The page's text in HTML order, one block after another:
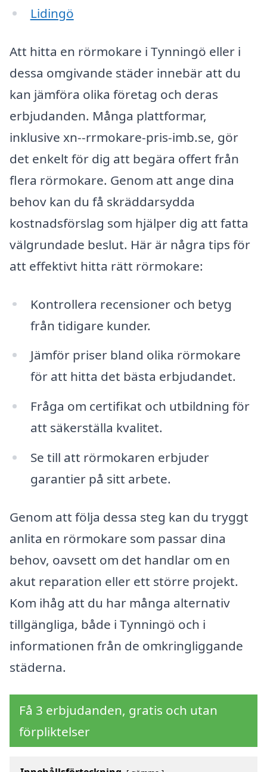
Lidingö
Att hitta en rörmokare i Tynningö eller i
dessa omgivande städer innebär att du
kan jämföra olika företag och deras
erbjudanden. Många plattformar,
inklusive xn--rrmokare-pris-imb.se, gör
det enkelt för dig att begära offert från
flera rörmokare. Genom att ange dina
behov kan du få skräddarsydda
kostnadsförslag som hjälper dig att fatta
välgrundade beslut. Här är några tips för
att effektivt hitta rätt rörmokare:
Kontrollera recensioner och betyg
från tidigare kunder.
Jämför priser bland olika rörmokare
för att hitta det bästa erbjudandet.
Fråga om certifikat och utbildning för
att säkerställa kvalitet.
Se till att rörmokaren erbjuder
garantier på sitt arbete.
Genom att följa dessa steg kan du tryggt
anlita en rörmokare som passar dina
behov, oavsett om det handlar om en
akut reparation eller ett större projekt.
Kom ihåg att du har många alternativ
tillgängliga, både i Tynningö och i
informationen från de omkringliggande
städerna.
Få 3 erbjudanden, gratis och utan
förpliktelser